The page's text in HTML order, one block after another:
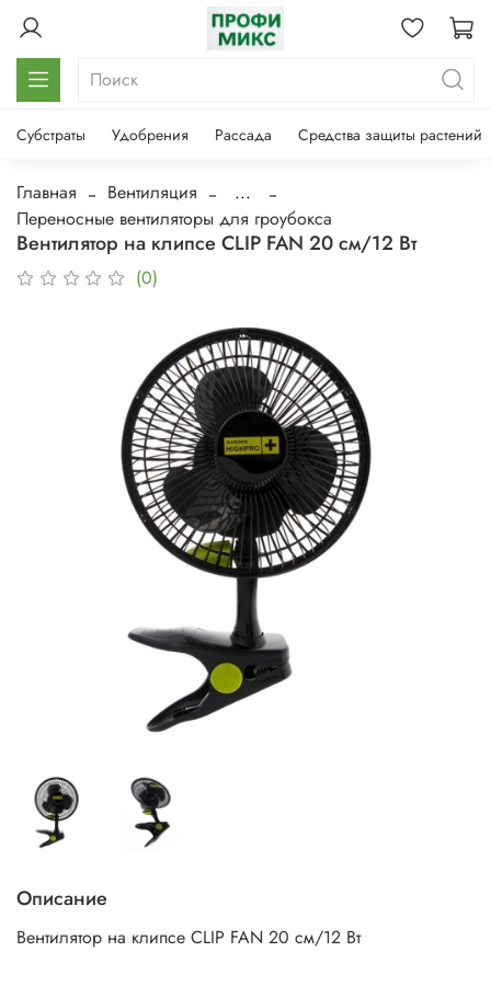
Субстраты Удобрения Рассада Средства защиты растений
Главная Вентиляция
...
Переносные вентиляторы для гроубокса
Вентилятор на клипсе CLIP FAN 20 см/12 Вт
(0)
Описание
Вентилятор на клипсе CLIP FAN 20 см/12 Вт